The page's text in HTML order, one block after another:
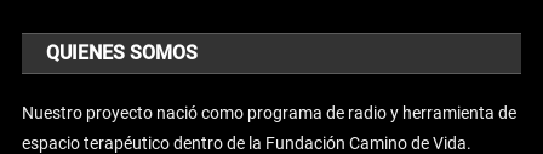
QUIENES SOMOS
Nuestro proyecto nació como programa de radio y herramienta de
espacio terapéutico dentro de la Fundación Camino de Vida.